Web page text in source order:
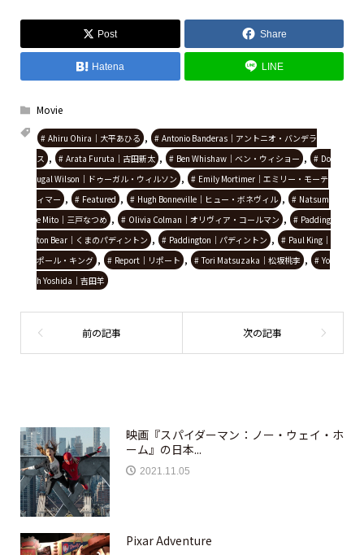
Post Share
Hatena LINE
Movie
Ahiru Ohira｜大平あひる ,
Antonio Banderas｜アントニオ・バンデラ
ス , Arata Furuta｜古田新太 , Ben Whishaw｜ベン・ウィショー ,
Do
ugal Wilson｜ドゥーガル・ウィルソン ,
Emily Mortimer｜エミリー・モーテ
ィマー , Featured , Hugh Bonneville｜ヒュー・ボネヴィル ,
Natsum
e Mito｜三戸なつめ , Olivia Colman｜オリヴィア・コールマン ,
Padding
ton Bear｜くまのパディントン , Paddington｜パディントン ,
Paul King｜
ポール・キング , Report｜リポート , Tori Matsuzaka｜松坂桃李 ,
Yo
h Yoshida｜吉田羊
映画『スパイダーマン：ノー・ウェイ・ホ
ーム』の日本...
2021.11.05
Pixar Adventure